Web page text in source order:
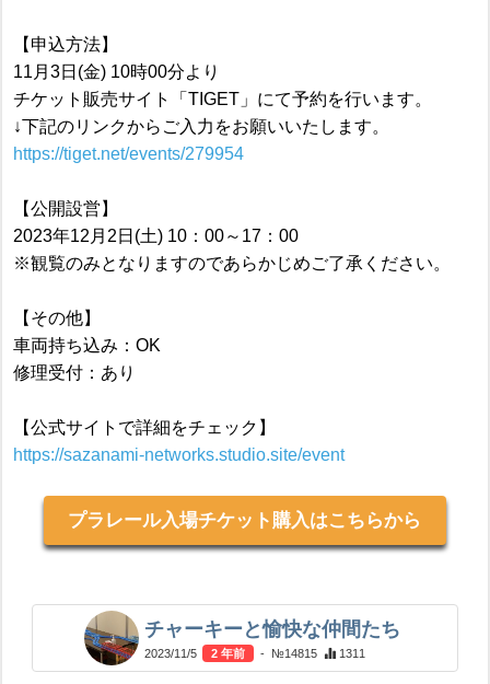
【申込方法】
11月3日(金) 10時00分より
チケット販売サイト「TIGET」にて予約を行います。
↓下記のリンクからご入力をお願いいたします。
https://tiget.net/events/279954
【公開設営】
2023年12月2日(土) 10：00～17：00
※観覧のみとなりますのであらかじめご了承ください。
【その他】
車両持ち込み：OK
修理受付：あり
【公式サイトで詳細をチェック】
https://sazanami-networks.studio.site/event
プラレール入場チケット購入はこちらから
チャーキーと愉快な仲間たち
2023/11/5 2 年前 - №14815 1311